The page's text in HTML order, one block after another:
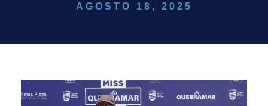
AGOSTO 18, 2025